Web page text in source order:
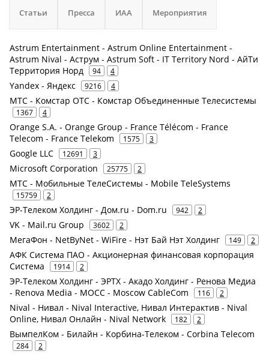
Статьи Пресса ИАА Мероприятия
Astrum Entertainment - Astrum Online Entertainment -
Astrum Nival - Аструм - Astrum Soft - IT Territory Nord - АйТи
Территория Норд
94 4
Yandex - Яндекс 9216 4
МТС - Комстар ОТС - Комстар Объединенные Телесистемы
1367 4
Orange S.A. - Orange Group - France Télécom - France
Telecom - France Telekom
1575 3
Google LLC 12691 3
Microsoft Corporation 25775 2
МТС - Мобильные ТелеСистемы - Mobile TeleSystems
15759 2
ЭР-Телеком Холдинг - Дом.ru - Dom.ru 942 2
VK - Mail.ru Group 3602 2
МегаФон - NetByNet - WiFire - Нэт Бай Нэт Холдинг 149 2
АФК Система ПАО - Акционерная финансовая корпорация
Система
1914 2
ЭР-Телеком Холдинг - ЭРТХ - Акадо Холдинг - Ренова Медиа
- Renova Media - MOCC - Moscow CableCom
116 2
Nival - Нивал - Nival Interactive, Нивал Интерактив - Nival
Online, Нивал Онлайн - Nival Network
182 2
ВымпелКом - Билайн - Корбина-Телеком - Corbina Telecom
284 2